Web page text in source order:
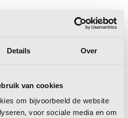
Details Over
van cookies
om bijvoorbeeld de website
voor sociale media en om
for more information)